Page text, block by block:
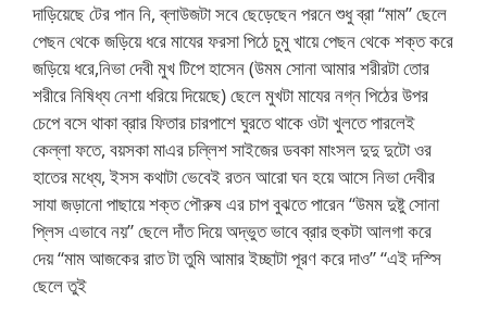
দাড়িয়েছে টের পান নি, ব্লাউজটা সবে ছেড়েছেন পরনে শুধু ব্রা “মাম” ছেলে
পেছন থেকে জড়িয়ে ধরে মাযের ফরসা পিঠে চুমু খায়ে পেছন থেকে শক্ত করে
জড়িয়ে ধরে,নিভা দেবী মুখ টিপে হাসেন (উমম সোনা আমার শরীরটা তোর
শরীরে নিষিধ্য নেশা ধরিয়ে দিয়েছে) ছেলে মুখটা মাযের নগ্ন পিঠের উপর
চেপে বসে থাকা ব্রার ফিতার চারপাশে ঘুরতে থাকে ওটা খুলতে পারলেই
কেল্লা ফতে, বয়সকা মাএর চল্লিশ সাইজের ডবকা মাংসল দুদু দুটো ওর
হাতের মধ্যে, ইসস কথাটা ভেবেই রতন আরো ঘন হয়ে আসে নিভা দেবীর
সাযা জড়ানো পাছায়ে শক্ত পৌরুষ এর চাপ বুঝতে পারেন “উমম দুষ্টু সোনা
প্লিস এভাবে নয়” ছেলে দাঁত দিয়ে অদ্ভুত ভাবে ব্রার হুকটা আলগা করে
দেয় “মাম আজকের রাত টা তুমি আমার ইচ্ছাটা পূরণ করে দাও” “এই দস্সি
ছেলে তুই